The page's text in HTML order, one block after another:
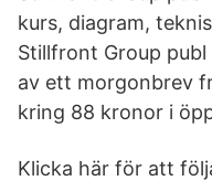
kurs, diagram,
Stillfront Group
av ett morgonbrev
kring 88 kronor i
Klicka här för att